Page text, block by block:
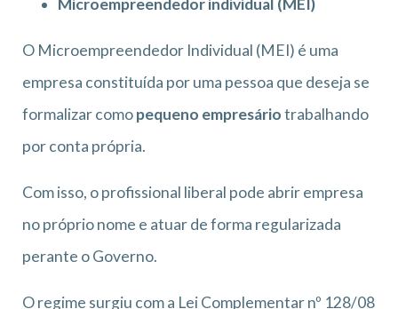
Microempreendedor individual (MEI)
O Microempreendedor Individual (MEI) é uma
empresa constituída por uma pessoa que deseja se
formalizar comopequeno empresáriotrabalhando
por conta própria.
Com isso, o profissional liberal pode abrir empresa
no próprio nome e atuar de forma regularizada
perante o Governo.
O regime surgiu com a Lei Complementar nº 128/08